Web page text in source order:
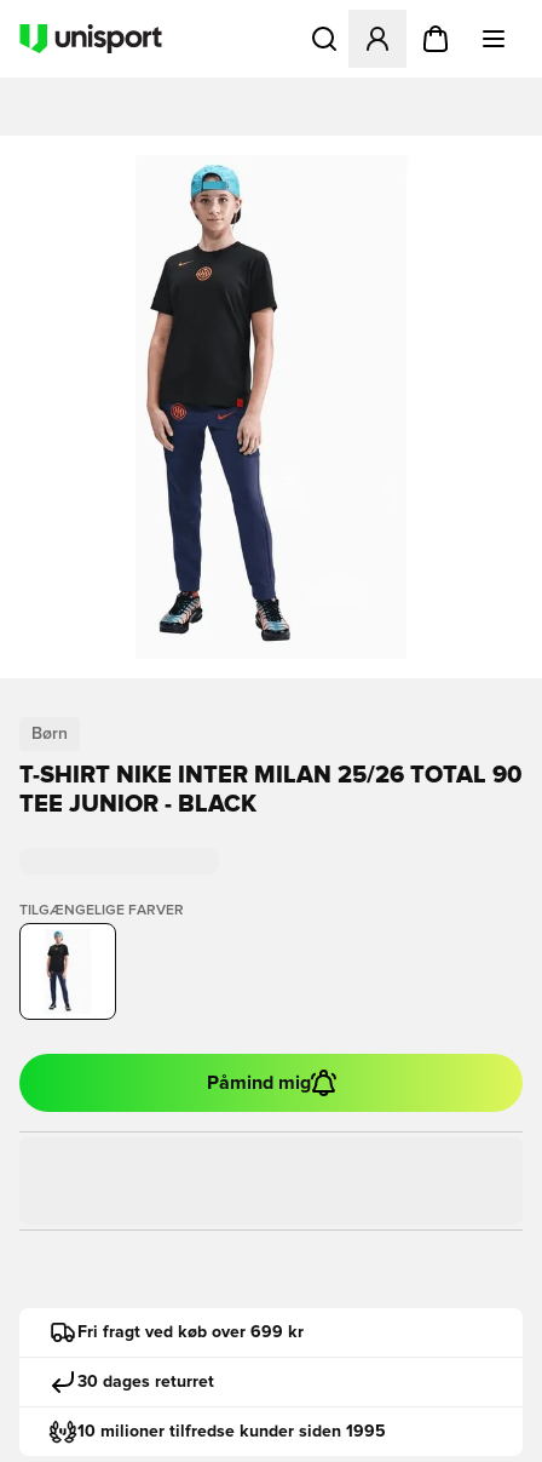
Åbner en Modal til at
Børn
T-SHIRT NIKE INTER MILAN 25/26 TOTAL 90
TEE JUNIOR - BLACK
TILGÆNGELIGE FARVER
Påmind mig
Fri fragt ved køb over 699 kr
30 dages returret
10 milioner tilfredse kunder siden 1995